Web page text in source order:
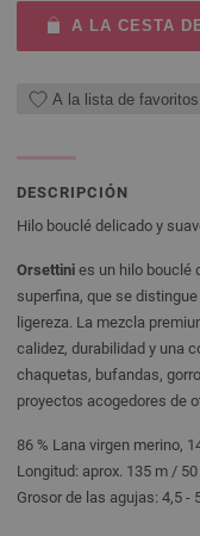
A LA CESTA
A la lista de favoritos
DESCRIPCIÓN
Hilo bouclé delicado y
Orsettini es un hilo bouclé
superfina, que se
ligereza. La mezcla
calidez, durabilidad y una
chaquetas, bufandas,
proyectos acogedores de
86 % Lana virgen merino,
Longitud: aprox. 135 m / 50
Grosor de las agujas: 4,5 -